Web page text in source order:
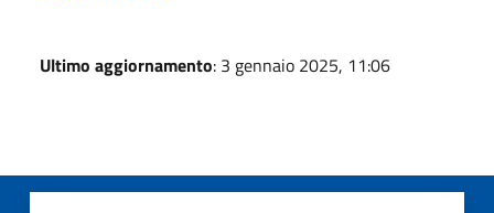
Ultimo aggiornamento: 3 gennaio 2025, 11:06